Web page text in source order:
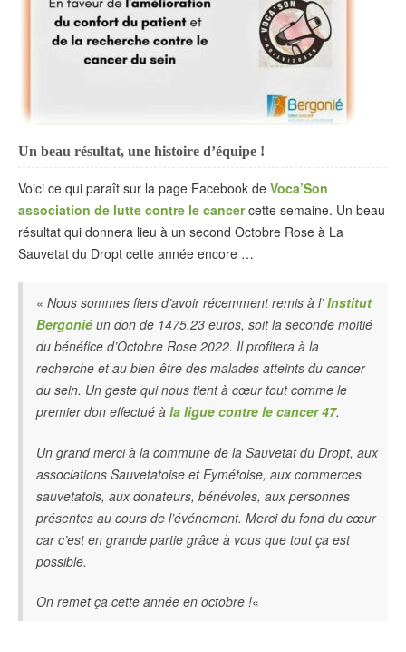
Un beau résultat, une histoire d’équipe !
Voici ce qui paraît sur la page Facebook de Voca’Son
association de lutte contre le cancercette semaine. Un beau
résultat qui donnera lieu à un second Octobre Rose à La
Sauvetat du Dropt cette année encore …
« Nous sommes fiers d’avoir récemment remis à l’Institut
Bergonié un don de 1475,23 euros, soit la seconde moitié
du bénéfice d’Octobre Rose 2022. Il profitera à la
recherche et au bien-être des malades atteints du cancer
du sein. Un geste qui nous tient à cœur tout comme le
premier don effectué à la ligue contre le cancer 47.
Un grand merci à la commune de la Sauvetat du Dropt, aux
associations Sauvetatoise et Eymétoise, aux commerces
sauvetatois, aux donateurs, bénévoles, aux personnes
présentes au cours de l’événement. Merci du fond du cœur
car c’est en grande partie grâce à vous que tout ça est
possible.
On remet ça cette année en octobre !«